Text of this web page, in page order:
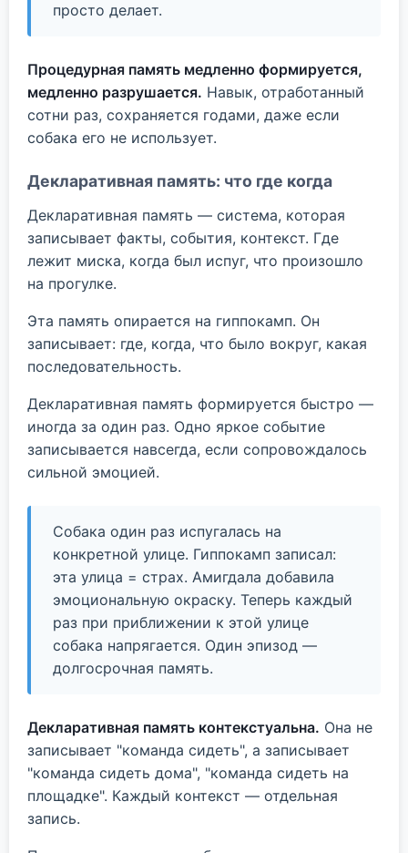
просто делает.
Процедурная память медленно формируется,
медленно разрушается. Навык, отработанный
сотни раз, сохраняется годами, даже если
собака его не использует.
Декларативная память: что где когда
Декларативная память — система, которая
записывает факты, события, контекст. Где
лежит миска, когда был испуг, что произошло
на прогулке.
Эта память опирается на гиппокамп. Он
записывает: где, когда, что было вокруг, какая
последовательность.
Декларативная память формируется быстро —
иногда за один раз. Одно яркое событие
записывается навсегда, если сопровождалось
сильной эмоцией.
Собака один раз испугалась на
конкретной улице. Гиппокамп записал:
эта улица = страх. Амигдала добавила
эмоциональную окраску. Теперь каждый
раз при приближении к этой улице
собака напрягается. Один эпизод —
долгосрочная память.
Декларативная память контекстуальна. Она не
записывает "команда сидеть", а записывает
"команда сидеть дома", "команда сидеть на
площадке". Каждый контекст — отдельная
запись.